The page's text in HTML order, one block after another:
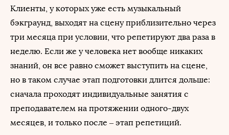
Клиенты, у которых уже есть музыкальный
бэкграунд, выходят на сцену приблизительно через
три месяца при условии, что репетируют два раза в
неделю. Если же у человека нет вообще никаких
знаний, он все равно сможет выступить на сцене,
но в таком случае этап подготовки длится дольше:
сначала проходят индивидуальные занятия с
преподавателем на протяжении одного-двух
месяцев, и только после – этап репетиций.